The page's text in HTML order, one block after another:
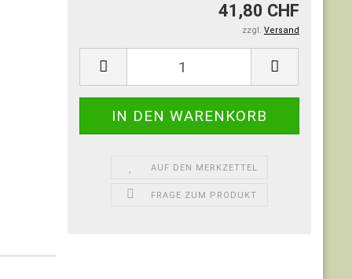
41,80 CHF
zzgl. Versand
AUF DEN MERKZETTEL
FRAGE ZUM PRODUKT